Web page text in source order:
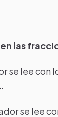
las
se lee con
se lee